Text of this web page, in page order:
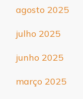
agosto 2025
julho 2025
junho 2025
março 2025